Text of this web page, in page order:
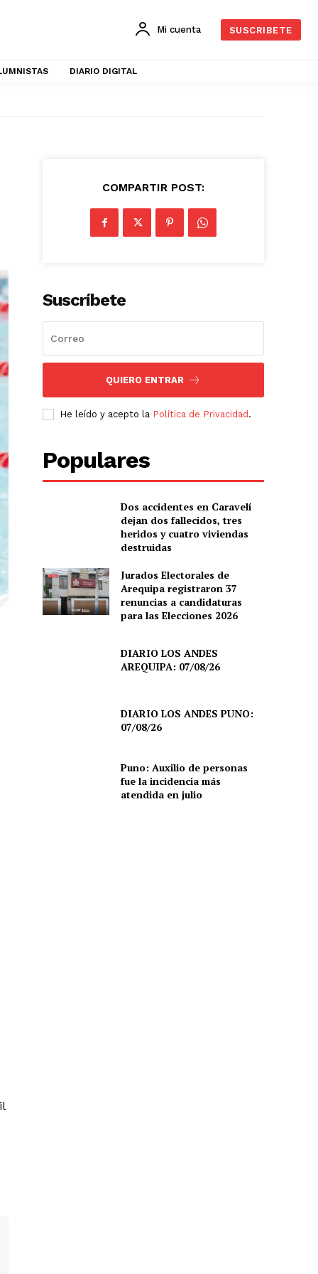
Mi cuenta SUSCRIBETE
DIARIO DIGITAL
COMPARTIR POST:
Suscríbete
QUIERO ENTRAR
He leído y acepto la Política de Privacidad .
Populares
Dos accidentes en Caravelí
dejan dos fallecidos, tres
heridos y cuatro viviendas
destruidas
Jurados Electorales de
Arequipa registraron 37
renuncias a candidaturas
para las Elecciones 2026
DIARIO LOS ANDES
AREQUIPA: 07/08/26
DIARIO LOS ANDES PUNO:
07/08/26
Puno: Auxilio de personas
fue la incidencia más
atendida en julio